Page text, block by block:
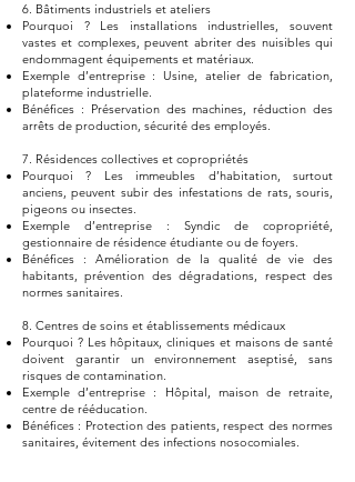
6. Bâtiments industriels et ateliers
Pourquoi ? Les installations industrielles, souvent
vastes et complexes, peuvent abriter des nuisibles qui
endommagent équipements et matériaux.
Exemple d’entreprise : Usine, atelier de fabrication,
plateforme industrielle.
Bénéfices : Préservation des machines, réduction des
arrêts de production, sécurité des employés.
7. Résidences collectives et copropriétés
Pourquoi ? Les immeubles d’habitation, surtout
anciens, peuvent subir des infestations de rats, souris,
pigeons ou insectes.
Exemple d’entreprise : Syndic de copropriété,
gestionnaire de résidence étudiante ou de foyers.
Bénéfices : Amélioration de la qualité de vie des
habitants, prévention des dégradations, respect des
normes sanitaires.
8. Centres de soins et établissements médicaux
Pourquoi ? Les hôpitaux, cliniques et maisons de santé
doivent garantir un environnement aseptisé, sans
risques de contamination.
Exemple d’entreprise : Hôpital, maison de retraite,
centre de rééducation.
Bénéfices : Protection des patients, respect des normes
sanitaires, évitement des infections nosocomiales.